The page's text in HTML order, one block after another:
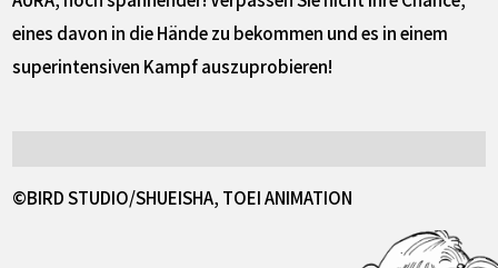
eines davon in die Hände zu bekommen und es in einem
superintensiven Kampf auszuprobieren!
©BIRD STUDIO/SHUEISHA, TOEI ANIMATION